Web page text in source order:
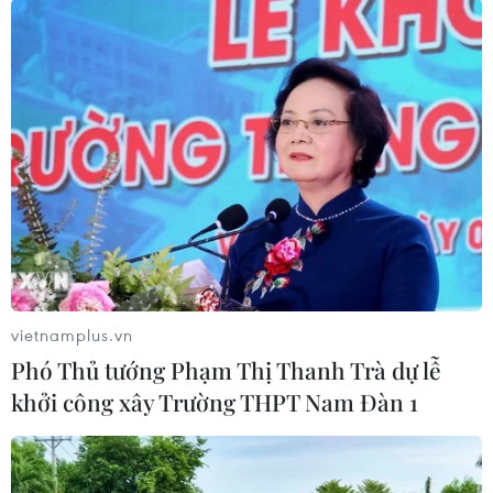
công nghệ thông tin. Trong đó, đáng chú ý là
việc phê duyệt Đề án Sớm đưa Việt Nam thành
nước mạnh về công nghệ thông tin và Bộ chính
trị đã ban hành Nghị quyết số 36 về đẩy mạnh
ứng dụng, phát triển công nghệ thông tin, đáp
ứng yêu cầu phát triển bền vững và hội nhập
quốc tế…/.
Theo Cisco, IoE không chỉ đơn thuần là kết
nối máy móc giữa các đồ vật trong nhà như
TV, tủ lạnh, bếp ga... (Internet of Things) qua
Bluetooth, Wifi, NFC... mà còn là khả năng kết
nối con người, quy trình, dữ liệu và đồ vật lại
với nhau trong một mạng lưới thông minh để
tạo ra những trải nghiệm mới, mang đến
vietnamplus.vn
Phó Thủ tướng Phạm Thị Thanh Trà dự lễ
khởi công xây Trường THPT Nam Đàn 1